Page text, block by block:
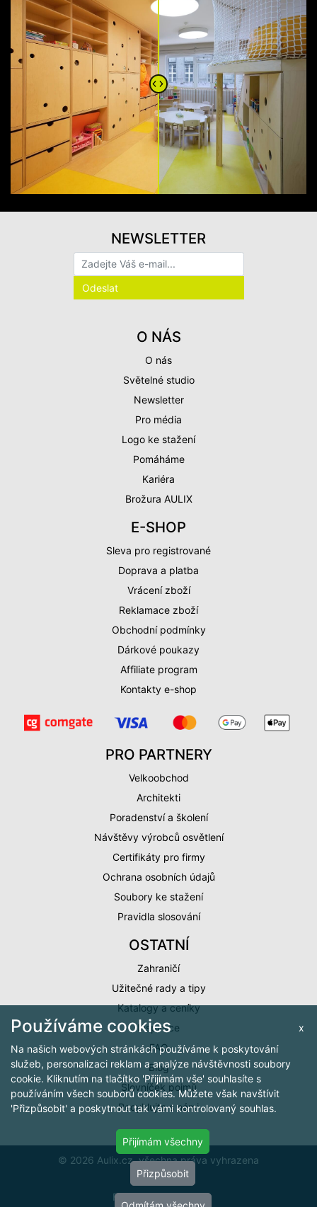
O NÁS
O nás
Světelné studio
Newsletter
Pro média
Logo ke stažení
Pomáháme
Kariéra
Brožura AULIX
E-SHOP
Sleva pro registrované
Doprava a platba
Vrácení zboží
Reklamace zboží
Obchodní podmínky
Dárkové poukazy
Affiliate program
Kontakty e-shop
PRO PARTNERY
Velkoobchod
Architekti
Poradenství a školení
Návštěvy výrobců osvětlení
Certifikáty pro firmy
Ochrana osobních údajů
Soubory ke stažení
Pravidla slosování
OSTATNÍ
Zahraničí
Užitečné rady a tipy
Katalogy a ceníky
Inspirace
FAQ
Blog
Slovníček pojmů
Recyklujte s námi
NEWSLETTER
© 2026 Aulix.cz, všechna práva vyhrazena
Cookies
FlexiShop byarit.cz
x
Používáme cookies
Na našich webových stránkách používáme k poskytování
služeb, personalizaci reklam a analýze návštěvnosti soubory
cookie. Kliknutím na tlačítko 'Přijímám vše' souhlasíte s
používáním všech souborů cookies. Můžete však navštívit
'Přizpůsobit' a poskytnout tak vámi kontrolovaný souhlas.
Přijímám všechny
Přizpůsobit